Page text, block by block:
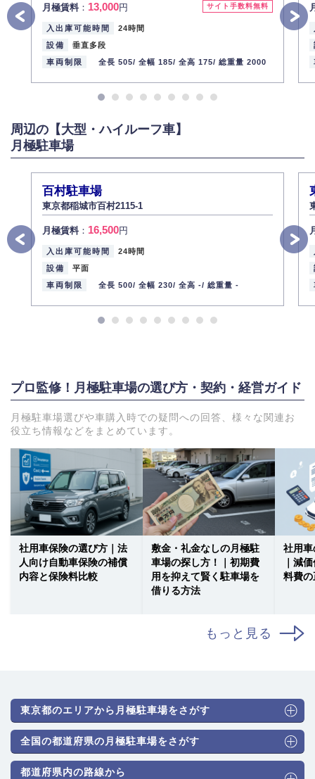
サイト手数料無料
月極賃料： 13,000円
入出庫可能時間
24時間
設備
垂直多段
車両制限
全長 505/ 全幅 185/ 全高 175/ 総重量 2000
周辺の【大型・ハイルーフ車】
月極駐車場
百村駐車場
東京都稲城市百村2115-1
月極賃料： 16,500円
入出庫可能時間
24時間
設備
平面
車両制限
全長 500/ 全幅 230/ 全高 -/ 総重量 -
プロ監修！月極駐車場の選び方・契約・経営ガイド
月極駐車場選びや車購入時での疑問への回答、様々な関連お
役立ち情報などをまとめています。
社用車保険の選び方｜法
人向け自動車保険の補償
内容と保険料比較
敷金・礼金なしの月極駐
車場の探し方！｜初期費
用を抑えて賢く駐車場を
借りる方法
社用
｜減
料費
もっと見る
東京都のエリアから月極駐車場をさがす
全国の都道府県の月極駐車場をさがす
都道府県内の路線から